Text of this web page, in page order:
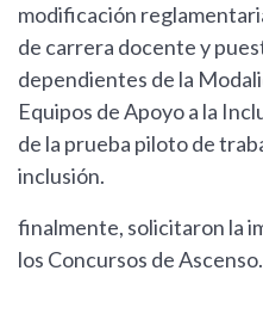
modificación
de carrera docente y
dependientes de la
Equipos de Apoyo a la
de la prueba piloto de
inclusión.
finalmente, solicitaron la
los Concursos de Ascenso.